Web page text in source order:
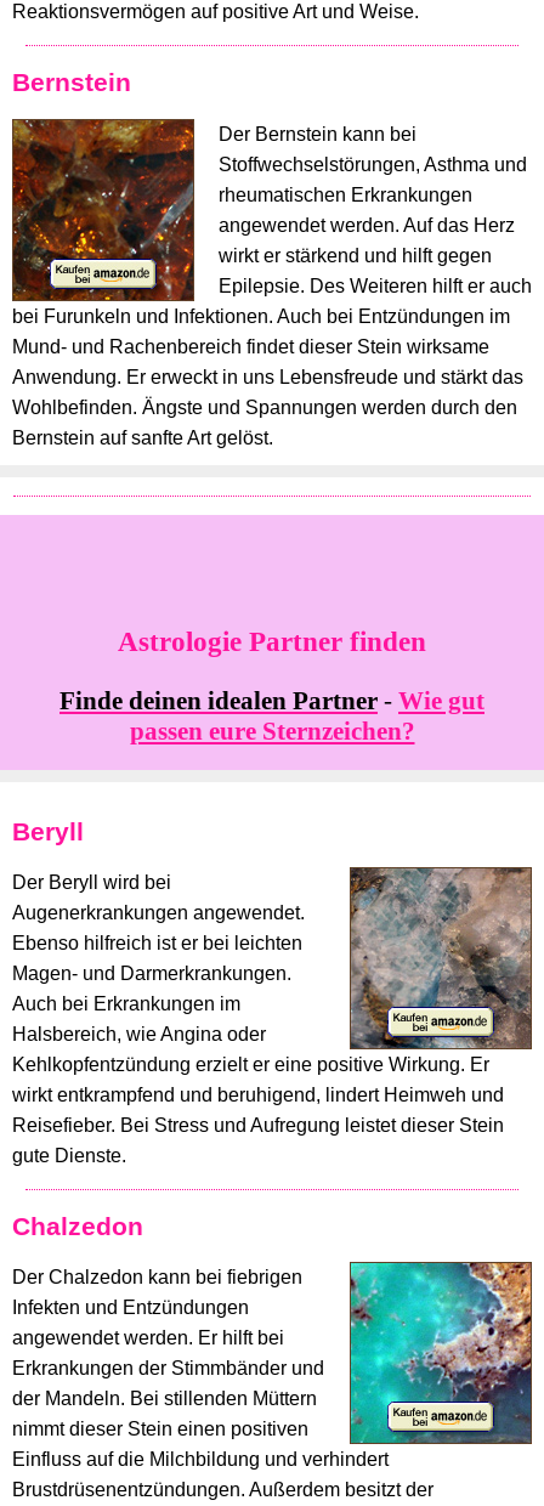
Reaktionsvermögen auf positive Art und Weise.
Bernstein
Der Bernstein kann bei
Stoffwechselstörungen, Asthma und
rheumatischen Erkrankungen
angewendet werden. Auf das Herz
wirkt er stärkend und hilft gegen
Epilepsie. Des Weiteren hilft er auch
bei Furunkeln und Infektionen. Auch bei Entzündungen im
Mund- und Rachenbereich findet dieser Stein wirksame
Anwendung. Er erweckt in uns Lebensfreude und stärkt das
Wohlbefinden. Ängste und Spannungen werden durch den
Bernstein auf sanfte Art gelöst.
Astrologie Partner finden
Finde deinen idealen Partner - Wie gut
passen eure Sternzeichen?
Beryll
Der Beryll wird bei
Augenerkrankungen angewendet.
Ebenso hilfreich ist er bei leichten
Magen- und Darmerkrankungen.
Auch bei Erkrankungen im
Halsbereich, wie Angina oder
Kehlkopfentzündung erzielt er eine positive Wirkung. Er
wirkt entkrampfend und beruhigend, lindert Heimweh und
Reisefieber. Bei Stress und Aufregung leistet dieser Stein
gute Dienste.
Chalzedon
Der Chalzedon kann bei fiebrigen
Infekten und Entzündungen
angewendet werden. Er hilft bei
Erkrankungen der Stimmbänder und
der Mandeln. Bei stillenden Müttern
nimmt dieser Stein einen positiven
Einfluss auf die Milchbildung und verhindert
Brustdrüsenentzündungen. Außerdem besitzt der